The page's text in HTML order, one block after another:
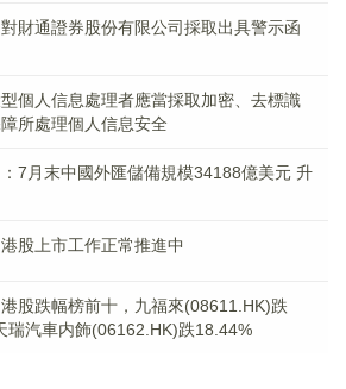
財通證券股份有限公司採取出具警示函
個人信息處理者應當採取加密、去標識
所處理個人信息安全
7月末中國外匯儲備規模34188億美元 升
股上市工作正常推進中
港股跌幅榜前十，九福來(08611.HK)跌
瑞汽車内飾(06162.HK)跌18.44%